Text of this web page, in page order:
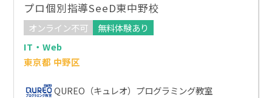
プロ個別指導SeeD東中野校
オンライン不可
無料体験あり
IT・Web
東京都 中野区
QUREO（キュレオ）プログラミング教室